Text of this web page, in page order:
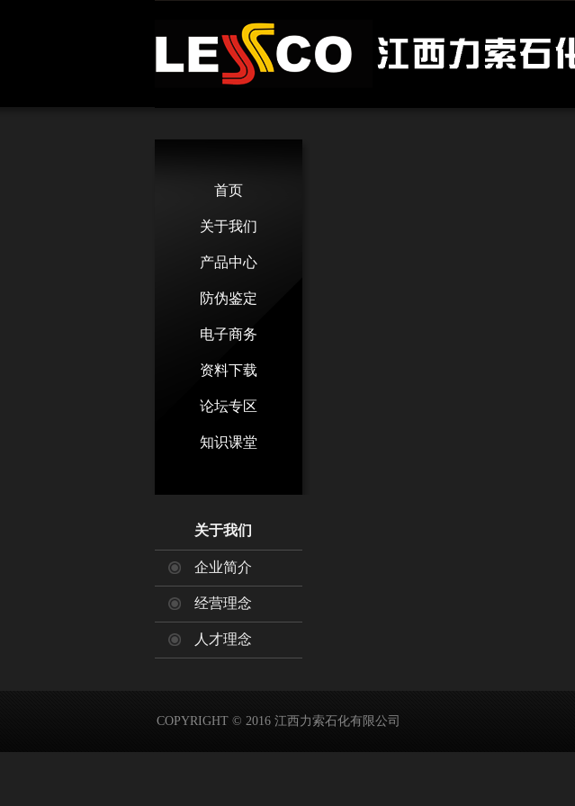
首页
关于我们
产品中心
防伪鉴定
电子商务
资料下载
论坛专区
知识课堂
关于我们
企业简介
经营理念
人才理念
COPYRIGHT © 2016 江西力索石化有限公司